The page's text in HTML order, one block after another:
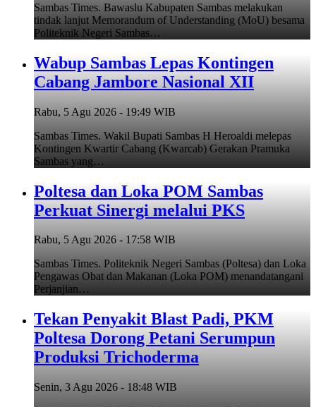
Sambas Times. Bawaslu Kabupaten Sambas melakukan
tindak lanjut Memorandum of Understanding (MoU) besama
Politeknik Negeri Sambas…
Wabup Sambas Lepas Kontingen
Cabang Jambore Nasional XII
Rabu, 5 Agu 2026 - 19:49 WIB
Sambas Times. Wakil Bupati Sambas H Heroaldi melepas
Kontingen Kwartir Cabang (Kwarcab) Gerakan Pramuka
Sambas yang…
Poltesa dan Loka POM Sambas
Perkuat Sinergi melalui PKS
Rabu, 5 Agu 2026 - 17:58 WIB
Sambas Times. Politeknik Negeri Sambas (Poltesa) dan Loka
Pengawas Obat dan Makanan (Loka POM) menandatangani
Perjanjian…
Tekan Penyakit Blast Padi, PKM
Poltesa Dorong Petani Serumpun
Produksi Trichoderma
Senin, 3 Agu 2026 - 18:48 WIB